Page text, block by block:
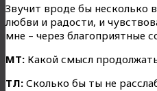
Звучит вроде бы несколько
любви и радости, и
мне – через благоприятные
МТ: Какой смысл
ТЛ: Сколько бы ты не